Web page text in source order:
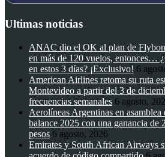
Ultimas noticias
ANAC dio el OK al plan de
en más de 120 vuelos, entonces…
en estos 3 días? ¡Exclusivo! 6
American Airlines retoma su ruta
Montevideo a partir del 3 de
frecuencias semanales 6 agosto,
Aerolíneas Argentinas en asamblea
balance 2025 con una ganancia de
pesos 6 agosto, 2026
Emirates y South African Airways